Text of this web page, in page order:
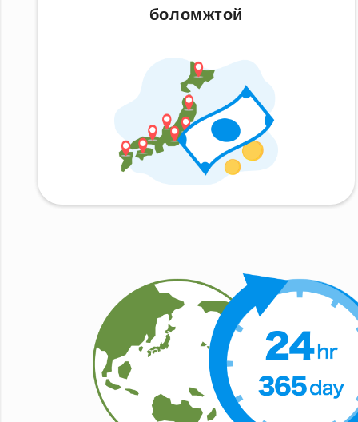
боломжтой